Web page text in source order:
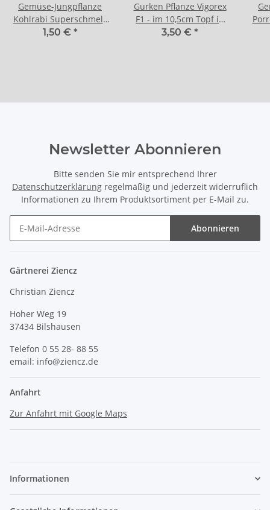
Gemüse-Jungpflanze
Kohlrabi Superschmelz
zu 4 Pfl. im 9cm-4-
1,50 € *
Gurken Pflanze Vigorex
F1 - im 10,5cm Topf in
taupe
3,50 € *
Newsletter Abonnieren
Bitte senden Sie mir entsprechend Ihrer
Datenschutzerklärung regelmäßig und jederzeit widerruflich
Informationen zu Ihrem Produktsortiment per E-Mail zu.
Abonnieren
Gärtnerei Ziencz
Christian Ziencz
Hoher Weg 19
37434 Bilshausen
Telefon 0 55 28- 88 55
email: info@ziencz.de
Anfahrt
Zur Anfahrt mit Google Maps
Informationen